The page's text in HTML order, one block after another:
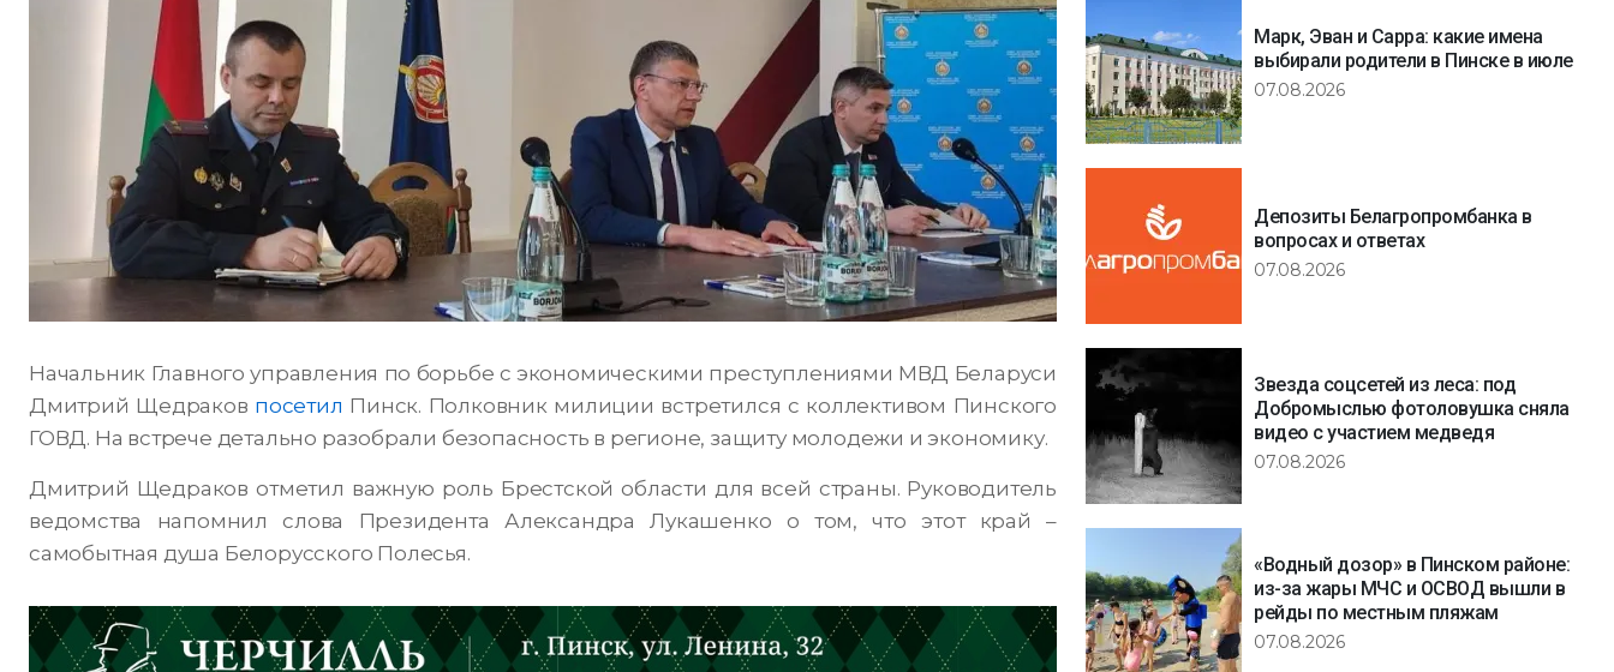
Начальник Главного управления по борьбе с экономическими преступлениями МВД Беларуси
Дмитрий Щедраков посетил Пинск. Полковник милиции встретился с коллективом Пинского
ГОВД. На встрече детально разобрали безопасность в регионе, защиту молодежи и экономику.
Дмитрий Щедраков отметил важную роль Брестской области для всей страны. Руководитель
ведомства напомнил слова Президента Александра Лукашенко о том, что этот край –
самобытная душа Белорусского Полесья.
Марк, Эван и Сарра: какие имена
выбирали родители в Пинске в июле
07.08.2026
Депозиты Белагропромбанка в
вопросах и ответах
07.08.2026
Звезда соцсетей из леса: под
Добромыслью фотоловушка сняла
видео с участием медведя
07.08.2026
«Водный дозор» в Пинском районе:
из-за жары МЧС и ОСВОД вышли в
рейды по местным пляжам
07.08.2026